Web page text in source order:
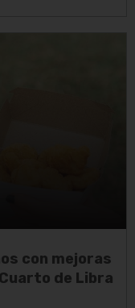
con mejoras
de Libra